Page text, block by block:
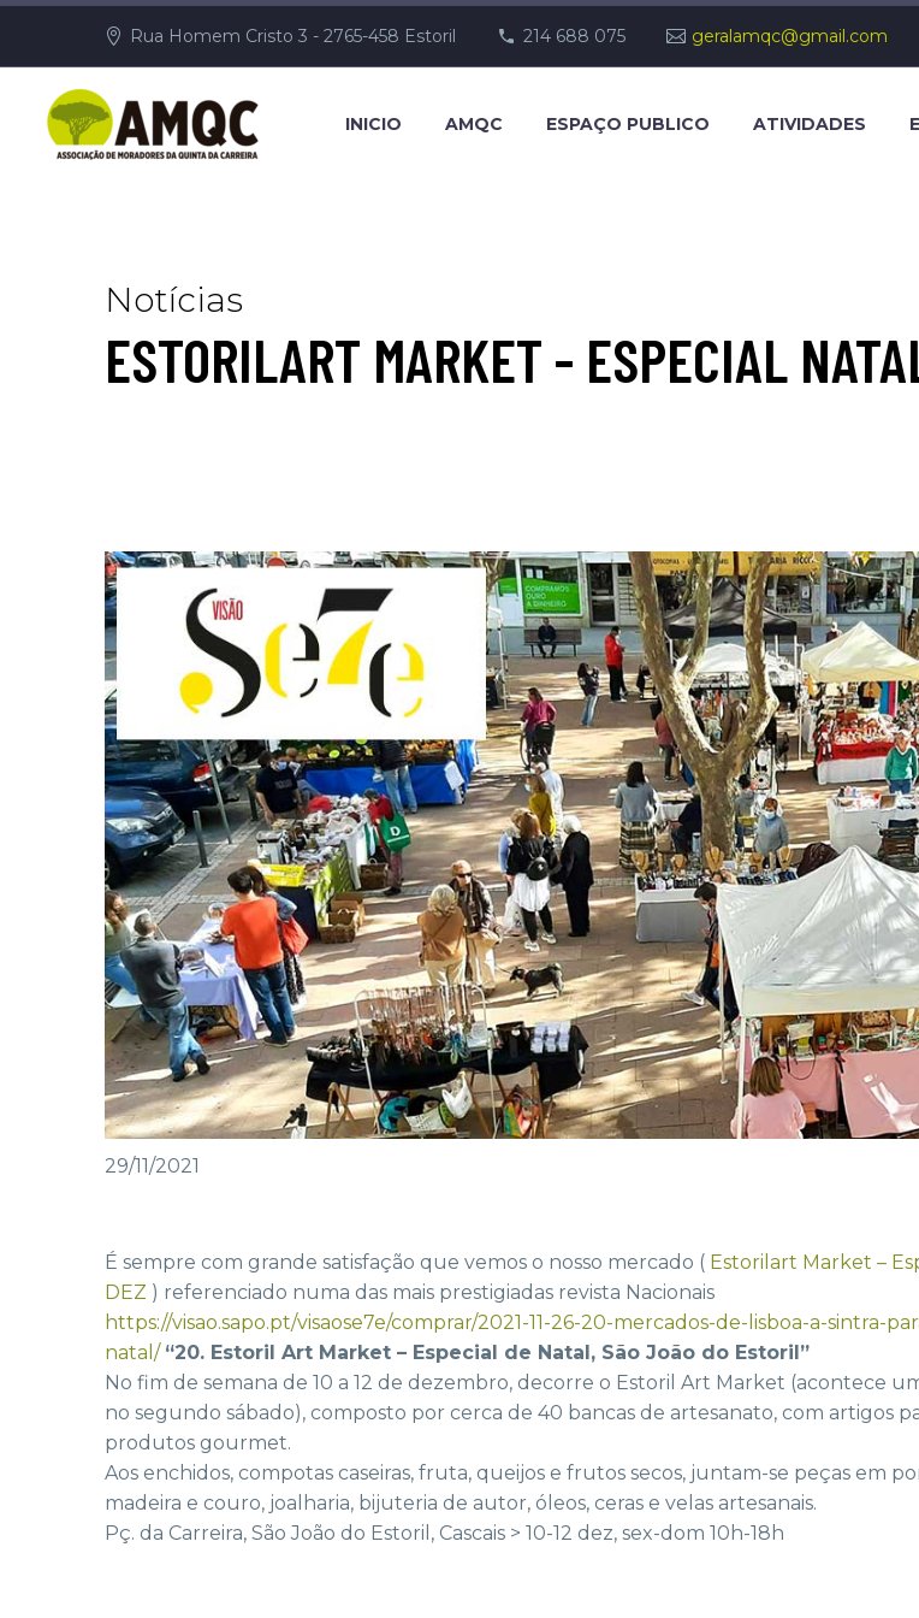
Rua Homem Cristo 3 - 2765-458 Estoril 214 688 075 geralamqc@gmail.com
INICIO AMQC ESPAÇO PUBLICO ATIVIDADES
Notícias
ESTORILART MARKET - ESPECIAL
29/11/2021
É sempre com grande satisfação que vemos o nosso mercado ( Estorilart Market –
DEZ ) referenciado numa das mais prestigiadas revista Nacionais
https://visao.sapo.pt/visaose7e/comprar/2021-11-26-20-mercados-de-lisboa-a-sintra-
natal/ “20. Estoril Art Market – Especial de Natal, São João do Estoril”
No fim de semana de 10 a 12 de dezembro, decorre o Estoril Art Market (acontece
no segundo sábado), composto por cerca de 40 bancas de artesanato, com artigos
produtos gourmet.
Aos enchidos, compotas caseiras, fruta, queijos e frutos secos, juntam-se peças em
madeira e couro, joalharia, bijuteria de autor, óleos, ceras e velas artesanais.
Pç. da Carreira, São João do Estoril, Cascais > 10-12 dez, sex-dom 10h-18h